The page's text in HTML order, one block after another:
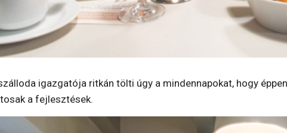
igazgatója ritkán tölti úgy a mindennapokat, hogy
a fejlesztések.